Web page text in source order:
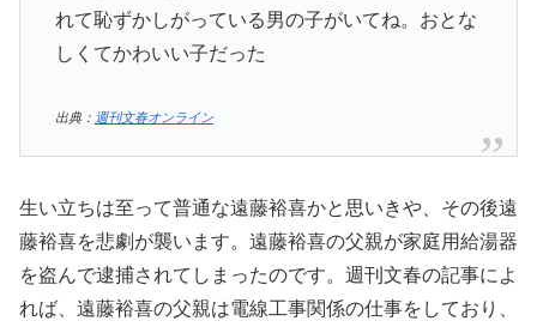
れて恥ずかしがっている男の子がいてね。おとな
しくてかわいい子だった
出典： 週刊文春オンライン
生い立ちは至って普通な遠藤裕喜かと思いきや、その後遠
藤裕喜を悲劇が襲います。遠藤裕喜の父親が家庭用給湯器
を盗んで逮捕されてしまったのです。週刊文春の記事によ
れば、遠藤裕喜の父親は電線工事関係の仕事をしており、